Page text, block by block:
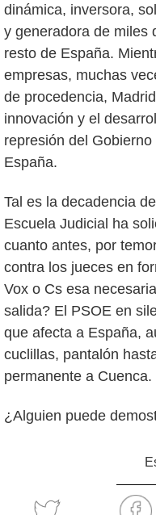
dinámica, inversora,
y generadora de miles
resto de España.
empresas, muchas
de procedencia,
innovación y el
represión del
España.
Tal es la decadencia
Escuela Judicial ha
cuanto antes, por
contra los jueces en
Vox o Cs esa
salida? El PSOE en
que afecta a España,
cuclillas, pantalón
permanente a Cuenca.
¿Alguien puede